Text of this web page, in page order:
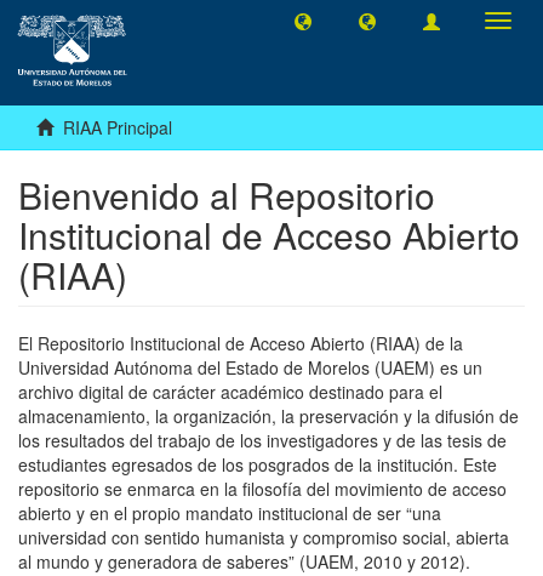
RIAA Principal
Bienvenido al Repositorio
Institucional de Acceso Abierto
(RIAA)
El Repositorio Institucional de Acceso Abierto (RIAA) de la
Universidad Autónoma del Estado de Morelos (UAEM) es un
archivo digital de carácter académico destinado para el
almacenamiento, la organización, la preservación y la difusión de
los resultados del trabajo de los investigadores y de las tesis de
estudiantes egresados de los posgrados de la institución. Este
repositorio se enmarca en la filosofía del movimiento de acceso
abierto y en el propio mandato institucional de ser “una
universidad con sentido humanista y compromiso social, abierta
al mundo y generadora de saberes” (UAEM, 2010 y 2012).